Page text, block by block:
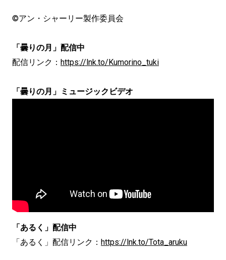
©アン・シャーリー製作委員会
「曇りの月」配信中
配信リンク： https://lnk.to/Kumorino_tuki
「曇りの月」ミュージックビデオ
「あるく」配信中
「あるく」配信リンク： https://lnk.to/Tota_aruku